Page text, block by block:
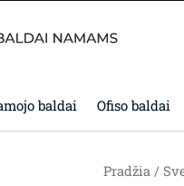
baldai Ofiso baldai
Pradžia/